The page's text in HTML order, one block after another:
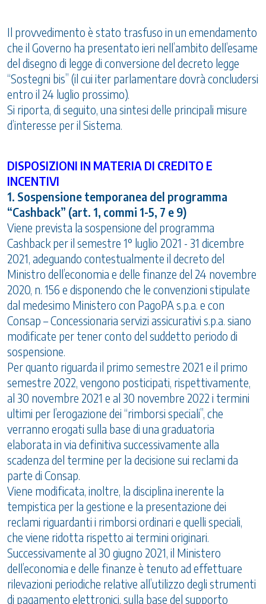
Il provvedimento è stato trasfuso in un emendamento
che il Governo ha presentato ieri nell’ambito dell’esame
del disegno di legge di conversione del decreto legge
“Sostegni bis” (il cui iter parlamentare dovrà concludersi
entro il 24 luglio prossimo).
Si riporta, di seguito, una sintesi delle principali misure
d’interesse per il Sistema.
DISPOSIZIONI IN MATERIA DI CREDITO E
INCENTIVI
1. Sospensione temporanea del programma
“Cashback” (art. 1, commi 1-5, 7 e 9)
Viene prevista la sospensione del programma
Cashback per il semestre 1° luglio 2021 - 31 dicembre
2021, adeguando contestualmente il decreto del
Ministro dell’economia e delle finanze del 24 novembre
2020, n. 156 e disponendo che le convenzioni stipulate
dal medesimo Ministero con PagoPA s.p.a. e con
Consap – Concessionaria servizi assicurativi s.p.a. siano
modificate per tener conto del suddetto periodo di
sospensione.
Per quanto riguarda il primo semestre 2021 e il primo
semestre 2022, vengono posticipati, rispettivamente,
al 30 novembre 2021 e al 30 novembre 2022 i termini
ultimi per l’erogazione dei “rimborsi speciali”, che
verranno erogati sulla base di una graduatoria
elaborata in via definitiva successivamente alla
scadenza del termine per la decisione sui reclami da
parte di Consap.
Viene modificata, inoltre, la disciplina inerente la
tempistica per la gestione e la presentazione dei
reclami riguardanti i rimborsi ordinari e quelli speciali,
che viene ridotta rispetto ai termini originari.
Successivamente al 30 giugno 2021, il Ministero
dell’economia e delle finanze è tenuto ad effettuare
rilevazioni periodiche relative all’utilizzo degli strumenti
di pagamento elettronici, sulla base del supporto